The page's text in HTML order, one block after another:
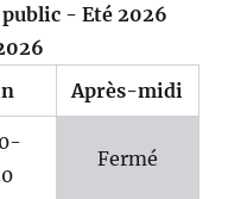
- Eté 2026
Après-midi
Fermé